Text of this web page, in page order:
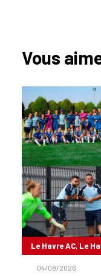
Vous
Le Havre AC, Le
04/08/2026